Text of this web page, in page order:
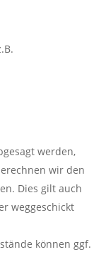
werden,
wir den
Dies gilt auch
weggeschickt
können ggf.